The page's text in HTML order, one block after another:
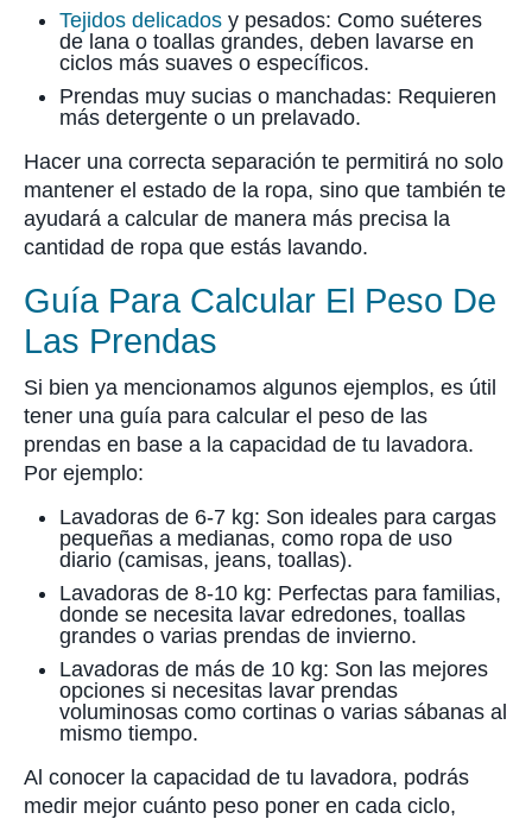
Tejidos delicados y pesados: Como suéteres
de lana o toallas grandes, deben lavarse en
ciclos más suaves o específicos.
Prendas muy sucias o manchadas: Requieren
más detergente o un prelavado.
Hacer una correcta separación te permitirá no solo
mantener el estado de la ropa, sino que también te
ayudará a calcular de manera más precisa la
cantidad de ropa que estás lavando.
Guía Para Calcular El Peso De
Las Prendas
Si bien ya mencionamos algunos ejemplos, es útil
tener una guía para calcular el peso de las
prendas en base a la capacidad de tu lavadora.
Por ejemplo:
Lavadoras de 6-7 kg: Son ideales para cargas
pequeñas a medianas, como ropa de uso
diario (camisas, jeans, toallas).
Lavadoras de 8-10 kg: Perfectas para familias,
donde se necesita lavar edredones, toallas
grandes o varias prendas de invierno.
Lavadoras de más de 10 kg: Son las mejores
opciones si necesitas lavar prendas
voluminosas como cortinas o varias sábanas al
mismo tiempo.
Al conocer la capacidad de tu lavadora, podrás
medir mejor cuánto peso poner en cada ciclo,